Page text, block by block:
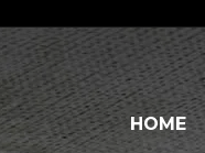
HOME